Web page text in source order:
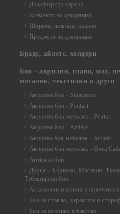
Дизайнерски хартии
Елементи за декорация
Ширити, шевици, канапи
Предмети за декорация
Брадс, айлетс, холдери
Бои - акрилни, гланц, мат,
металик, текстилни и други
Акрилни бои - Stamperia
Акрилни бои - Pentart
Акрилни бои металик - Pentart
Акрилни бои - Artiste
Акрилна боя металик - Artiste
Акрилни бои металик - Dora
Антични бои
Други - Акрилни, Маслени,
Тебеширени бои
Алкохолни мастила и оцветители
Бои за стъкло, керамика и
Бои за коприна и текстил